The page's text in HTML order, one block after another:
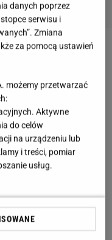
butelki.
roślin
królowa
nie tylko
wyjątkowo
kwiaty
aż do
danych poprzez
serwisu i
Zmiana
za pomocą ustawień
możemy przetwarzać
Aktywne
do celów
na urządzeniu lub
i treści, pomiar
usług.